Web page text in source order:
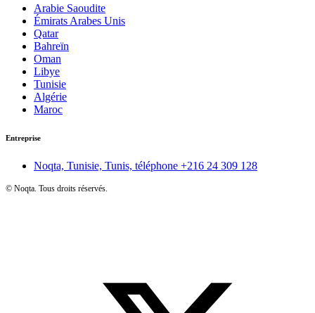
Arabie Saoudite
Émirats Arabes Unis
Qatar
Bahreïn
Oman
Libye
Tunisie
Algérie
Maroc
Entreprise
Noqta, Tunisie, Tunis, téléphone +216 24 309 128
© Noqta. Tous droits réservés.